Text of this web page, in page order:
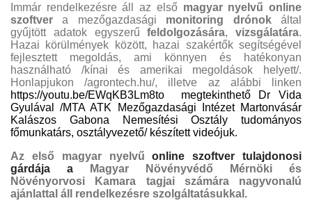
Immár rendelkezésre állaz első magyar nyelvű online
szoftver a mezőgazdasági monitoring drónokáltal
gyűjtött adatok egyszerű feldolgozására, vizsgálatára.
Hazai körülmények között, hazai szakértők segítségével
fejlesztett megoldás, ami könnyen és hatékonyan
használható /kínai és amerikai megoldások helyett/.
Honlapjukon /agrontech.hu/, illetve az alábbi linken
https://youtu.be/EWqKB3Lm8to
megtekinthető Dr Vida
Gyulával /MTA ATK Mezőgazdasági Intézet Martonvásár
Kalászos Gabona Nemesítési Osztály tudományos
főmunkatárs, osztályvezető/ készített videójuk.
Az első magyar nyelvűonline szoftver tulajdonosi
gárdája a Magyar Növényvédő Mérnöki és
Növényorvosi Kamara tagjai számára nagyvonalú
ajánlattal áll rendelkezésre szolgáltatásukkal.